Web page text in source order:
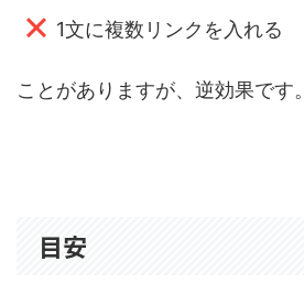
1文に複数リンクを入れる
ことがありますが、逆効果です。
目安